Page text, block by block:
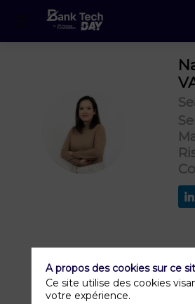
NLVH
A propos des cookies sur ce
Ce site utilise des cookies
votre expérience.